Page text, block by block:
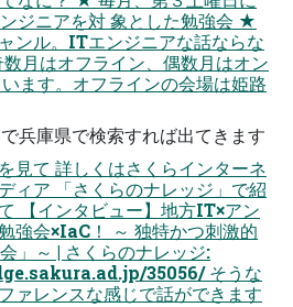
ジニアを対 象とした勉強会 ★
ンル。ITエンジニアな話ならな
月はオフライン、偶数月はオン
ます。オフラインの会場は姫路
兵庫県で検索すれば出てきます
見て 詳しくはさくらインターネ
ィア 「さくらのナレッジ」で紹
【インタビュー】地方IT×アン
強会×IaC！ ～ 独特かつ刺激的
」～ | さくらのナレッジ:
35056/ そうな
ァレンスな感じで話ができます